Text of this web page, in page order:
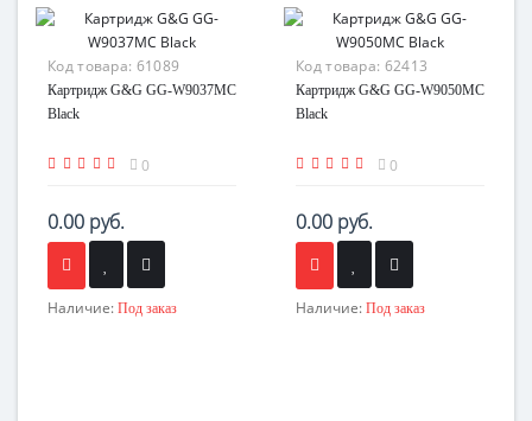
Код товара: 61089
Картридж G&G GG-W9037MC
Black
0
0.00 руб.
Наличие: Под заказ
Код товара: 62413
Картридж G&G GG-W9050MC
Black
0
0.00 руб.
Наличие: Под заказ